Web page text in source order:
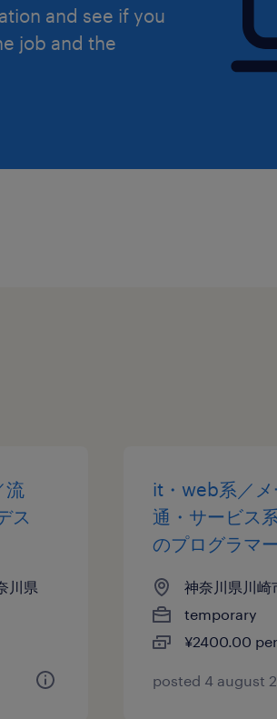
and see if you
job and the
流
ス
川県
it・web系／
通・サービス
のプログラマー
神奈川県川崎
temporary
¥2400.00
posted 4 august